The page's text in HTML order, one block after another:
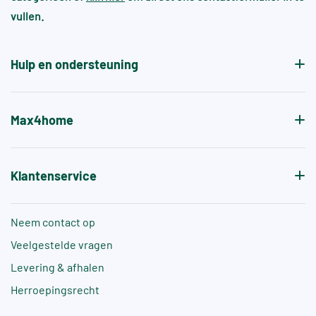
aanvullende normen, zoals +A of +B, die specifiek
vullen.
Hulp en ondersteuning
Max4home
Klantenservice
Neem contact op
Veelgestelde vragen
Levering & afhalen
Herroepingsrecht